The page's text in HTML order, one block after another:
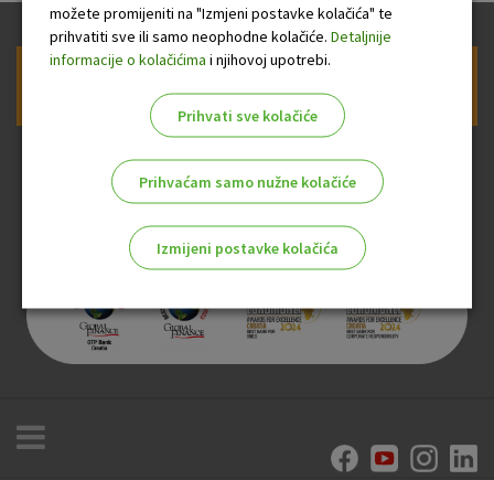
možete promijeniti na "Izmjeni postavke kolačića" te
prihvatiti sve ili samo neophodne kolačiće. Detaljnije
informacije o kolačićima i njihovoj upotrebi.
Prihvati sve kolačiće
Prihvaćam samo nužne kolačiće
Izmijeni postavke kolačića
Nužni kolačići
Analitički kolačići